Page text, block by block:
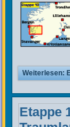
Weiterlesen:
Etappe